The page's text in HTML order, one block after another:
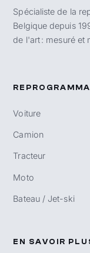
Spécialiste de la
Belgique depuis
de l'art : mesuré et
Voiture
Camion
Tracteur
Moto
Bateau / Jet-ski
EN SAVOIR